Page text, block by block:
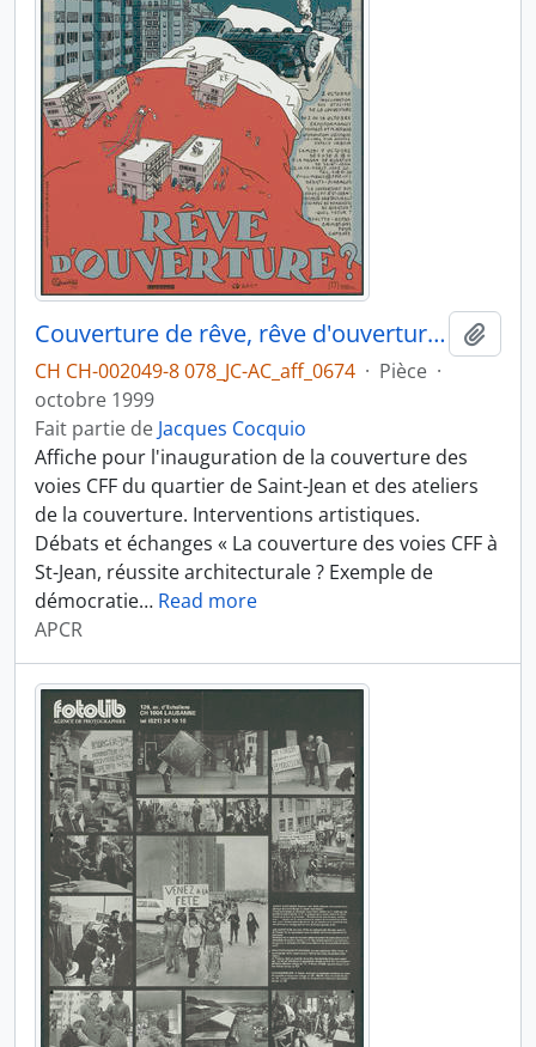
Couverture de rêve, rêve d'ouverture ?
CH CH-002049-8 078_JC-AC_aff_0674 · Pièce ·
octobre 1999
Fait partie de Jacques Cocquio
Affiche pour l'inauguration de la couverture des
voies CFF du quartier de Saint-Jean et des ateliers
de la couverture. Interventions artistiques.
Débats et échanges « La couverture des voies CFF à
St-Jean, réussite architecturale ? Exemple de
démocratie… Read more
APCR